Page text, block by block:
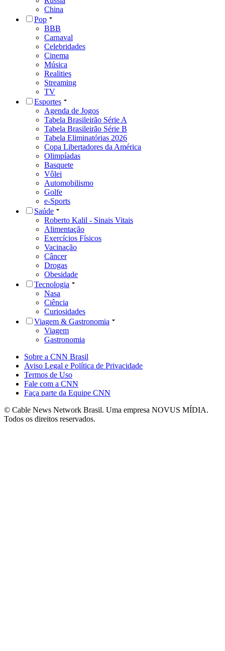
China
Pop
BBB
Carnaval
Celebridades
Cinema
Música
Realities
Streaming
TV
Esportes
Agenda de Jogos
Tabela Brasileirão Série A
Tabela Brasileirão Série B
Tabela Eliminatórias 2026
Copa Libertadores da América
Olimpíadas
Basquete
Vôlei
Automobilismo
Golfe
e-Sports
Saúde
Roberto Kalil - Sinais Vitais
Alimentação
Exercícios Físicos
Vacinação
Câncer
Drogas
Obesidade
Tecnologia
Nasa
Ciência
Curiosidades
Viagem & Gastronomia
Viagem
Gastronomia
Sobre a CNN Brasil
Aviso Legal e Política de Privacidade
Termos de Uso
Fale com a CNN
Faça parte da Equipe CNN
© Cable News Network Brasil. Uma empresa NOVUS MÍDIA.
Todos os direitos reservados.